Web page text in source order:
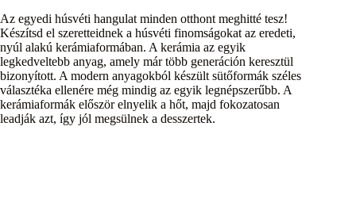
Az egyedi húsvéti hangulat minden otthont meghitté tesz!
Készítsd el szeretteidnek a húsvéti finomságokat az eredeti,
nyúl alakú kerámiaformában. A kerámia az egyik
legkedveltebb anyag, amely már több generáción keresztül
bizonyított. A modern anyagokból készült sütőformák széles
választéka ellenére még mindig az egyik legnépszerűbb. A
kerámiaformák először elnyelik a hőt, majd fokozatosan
leadják azt, így jól megsülnek a desszertek.